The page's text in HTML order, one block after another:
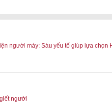
người máy: Sáu yếu tố giúp lựa chọn
người